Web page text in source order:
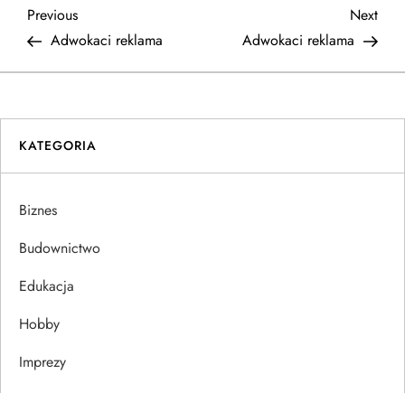
N
a
w
i
g
a
c
j
a
Previous
Post
Previous
Adwokaci reklama
Next
Post
Next
Adwokaci reklama
KATEGORIA
Biznes
Budownictwo
Edukacja
Hobby
Imprezy